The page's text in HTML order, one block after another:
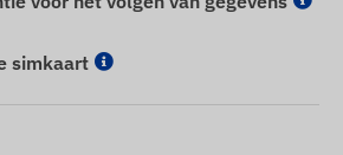
simkaart